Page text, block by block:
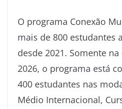
O programa Conexão
mais de 800 estudantes
desde 2021. Somente
2026, o programa está
400 estudantes nas
Médio Internacional,